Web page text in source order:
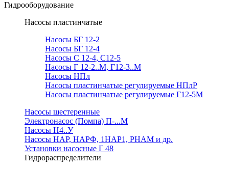
Гидрооборудование
Насосы пластинчатые
Насосы БГ 12-2
Насосы БГ 12-4
Насосы С 12-4, С12-5
Насосы Г 12-2..М, Г12-3..М
Насосы НПл
Насосы пластинчатые регулируемые НПлР
Насосы пластинчатые регулируемые Г12-5М
Насосы шестеренные
Электронасос (Помпа) П-...М
Насосы Н4..У
Насосы НАР, НАРФ, 1НАР1, РНАМ и др.
Установки насосные Г 48
Гидрораспределители